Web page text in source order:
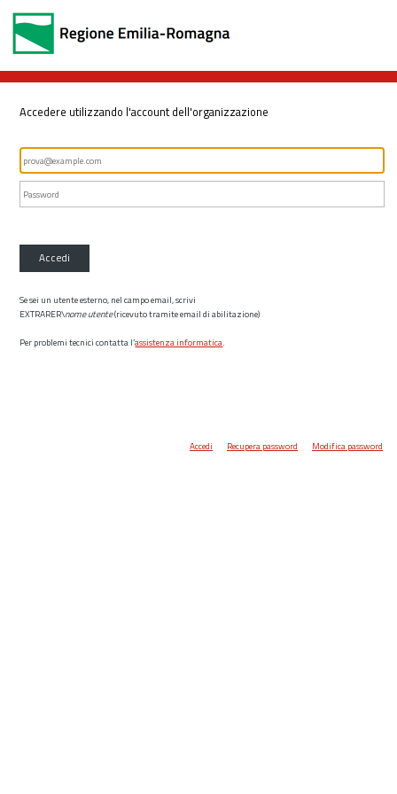
Accedere utilizzando l'account dell'organizzazione
Accedi
Se sei un utente esterno, nel campo email, scrivi
EXTRARER\nome utente(ricevuto tramite email di abilitazione)
Per problemi tecnici contatta l’assistenza informatica.
Accedi Recupera password Modifica password